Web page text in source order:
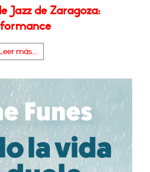
Jazz de Zaragoza:
más...